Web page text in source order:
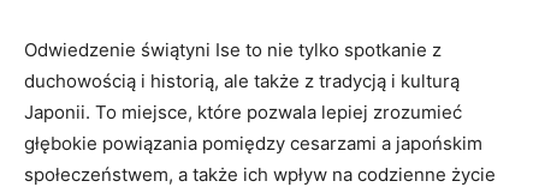
Odwiedzenie świątyni Ise to ⁢nie tylko ⁤spotkanie z‌
duchowością i ‌historią, ale także z tradycją ⁤i kulturą
Japonii. To​ miejsce, które pozwala lepiej zrozumieć
‌głębokie powiązania pomiędzy cesarzami a japońskim
społeczeństwem, a także ich wpływ na codzienne życie